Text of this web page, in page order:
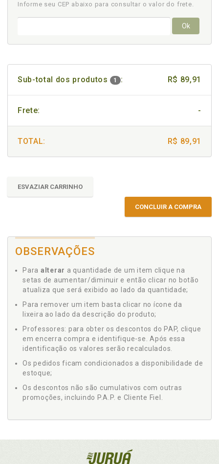
Informe seu CEP abaixo para consultar o valor do frete.
Ok
Sub-total dos produtos 1 : R$ 89,91
Frete: -
TOTAL: R$ 89,91
ESVAZIAR CARRINHO
CONCLUIR A COMPRA
OBSERVAÇÕES
Para alterar a quantidade de um item clique na
setas de aumentar/diminuir e então clicar no botão
atualiza que será exibido ao lado da quantidade;
Para remover um item basta clicar no ícone da
lixeira ao lado da descrição do produto;
Professores: para obter os descontos do PAP, clique
em encerra compra e identifique-se. Após essa
identificação os valores serão recalculados.
Os pedidos ficam condicionados a disponibilidade de
estoque;
Os descontos não são cumulativos com outras
promoções, incluindo P.A.P. e Cliente Fiel.